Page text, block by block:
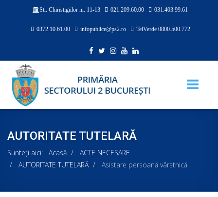
Str. Chiristigiilor nr. 11-13 021.209.60.00 031.403.99.61
0372.10.61.00 infopublice@ps2.ro TelVerde 0800.500.772
AUTORITATE TUTELARĂ
Sunteți aici: Acasă
ACTE NECESARE
AUTORITATE TUTELARĂ
Asistare persoană vârstnică